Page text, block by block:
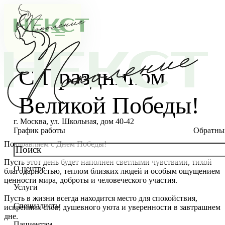
г. Москва, ул. Школьная, дом 40-42
График работы
О центре
О клинике
Новости
Благотворительность
Услуги
Консультации специалистов
Стоимость ЭКО
Специалисты
Главный врач
С Праздником
Великой Победы!
Поздравляем с Днем Победы!
Пусть этот день будет наполнен светлыми чувствами, тихой
благодарностью, теплом близких людей и особым ощущением
ценности мира, доброты и человеческого участия.
Пусть в жизни всегда находится место для спокойствия,
искренних слов, душевного уюта и уверенности в завтрашнем
дне.